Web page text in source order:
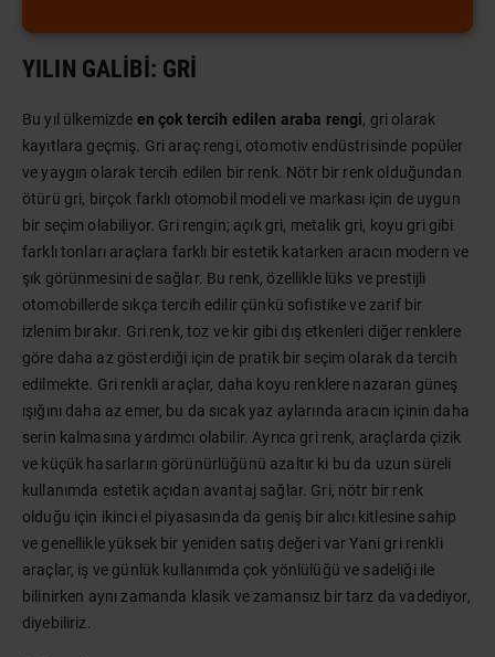
YILIN GALIBI: GRI
Bu yıl ülkemizde en çok tercih edilen araba rengi, gri olarak
kayıtlara geçmiş. Gri araç rengi, otomotiv endüstrisinde popüler
ve yaygın olarak tercih edilen bir renk. Nötr bir renk olduğundan
ötürü gri, birçok farklı otomobil modeli ve markası için de uygun
bir seçim olabiliyor. Gri rengin; açık gri, metalik gri, koyu gri gibi
farklı tonları araçlara farklı bir estetik katarken aracın modern ve
şık görünmesini de sağlar. Bu renk, özellikle lüks ve prestijli
otomobillerde sıkça tercih edilir çünkü sofistike ve zarif bir
izlenim bırakır. Gri renk, toz ve kir gibi dış etkenleri diğer renklere
göre daha az gösterdiği için de pratik bir seçim olarak da tercih
edilmekte. Gri renkli araçlar, daha koyu renklere nazaran güneş
ışığını daha az emer, bu da sıcak yaz aylarında aracın içinin daha
serin kalmasına yardımcı olabilir. Ayrıca gri renk, araçlarda çizik
ve küçük hasarların görünürlüğünü azaltır ki bu da uzun süreli
kullanımda estetik açıdan avantaj sağlar. Gri, nötr bir renk
olduğu için ikinci el piyasasında da geniş bir alıcı kitlesine sahip
ve genellikle yüksek bir yeniden satış değeri var Yani gri renkli
araçlar, iş ve günlük kullanımda çok yönlülüğü ve sadeliği ile
bilinirken aynı zamanda klasik ve zamansız bir tarz da vadediyor,
diyebiliriz.